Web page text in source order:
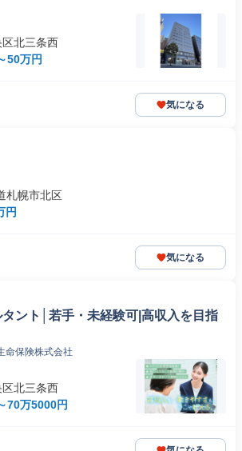
北三条西
50万円
気になる
札幌市北区
円
気になる
ント│若手・未経験可|高収入を目指
命保険株式会社
北三条西
70万5000円